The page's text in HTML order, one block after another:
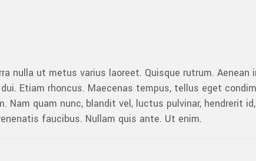
nulla ut metus varius laoreet. Quisque rutrum. Aenean
Etiam rhoncus. Maecenas tempus, tellus eget
quam nunc, blandit vel, luctus pulvinar, hendrerit
faucibus. Nullam quis ante. Ut enim.